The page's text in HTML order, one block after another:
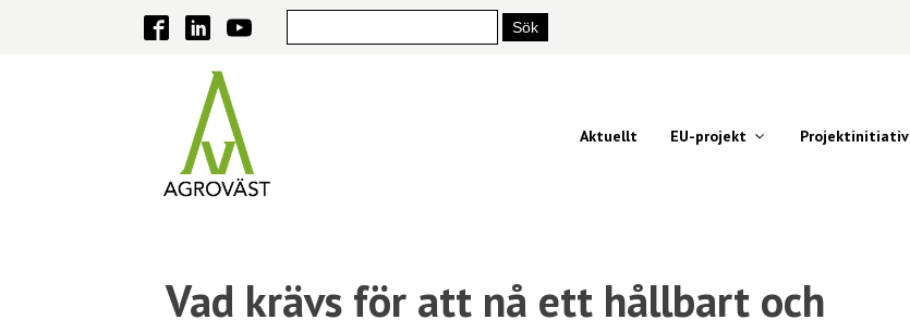
Aktuellt EU-projekt Projektinitiativ
Vad krävs för att nå ett hållbart och